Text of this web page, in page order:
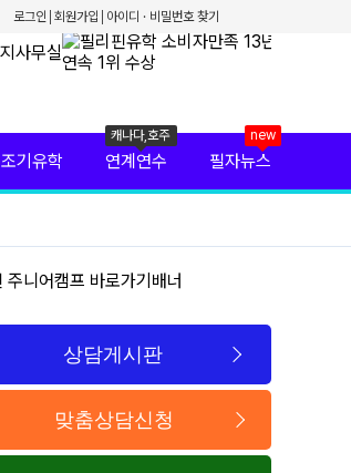
로그인 회원가입 아이디 · 비밀번호 찾기
조기유학
캐나다,호주
연계연수
new
필자뉴스
상담게시판
맞춤상담신청